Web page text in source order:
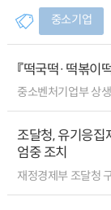
중소기업
『떡국떡·떡볶이
중소벤처기업부 상
조달청, 유기응
엄중 조치
재정경제부 조달청